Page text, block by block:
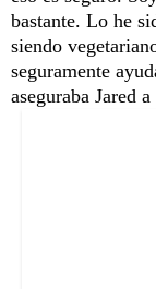
bastante. Lo he
siendo
seguramente
aseguraba Jared